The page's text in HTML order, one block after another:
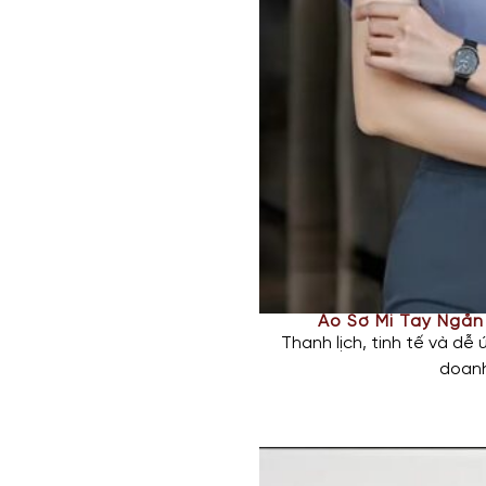
Áo Sơ Mi Tay
Thanh lịch, tinh tế và dễ